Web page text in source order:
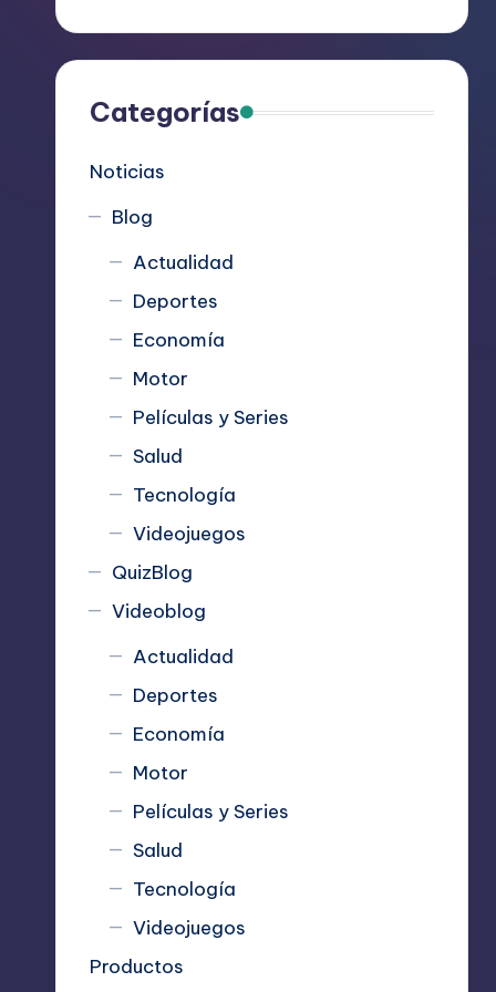
R
e
Categorías
Noticias
Blog
Actualidad
Deportes
Economía
Motor
Películas y Series
Salud
Tecnología
Videojuegos
QuizBlog
Videoblog
Actualidad
Deportes
Economía
Motor
Películas y Series
Salud
Tecnología
Videojuegos
Productos